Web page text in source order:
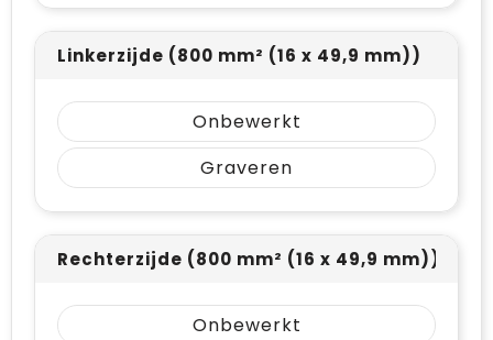
Linkerzijde (800 mm² (16 x 49,9 mm))
Onbewerkt
Graveren
Rechterzijde (800 mm² (16 x 49,9 mm))
Onbewerkt